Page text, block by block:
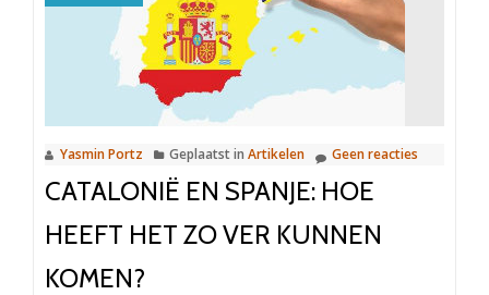
Nederland?
Yasmin Portz Geplaatst in Artikelen Geen reacties
CATALONIË EN SPANJE: HOE
HEEFT HET ZO VER KUNNEN
KOMEN?